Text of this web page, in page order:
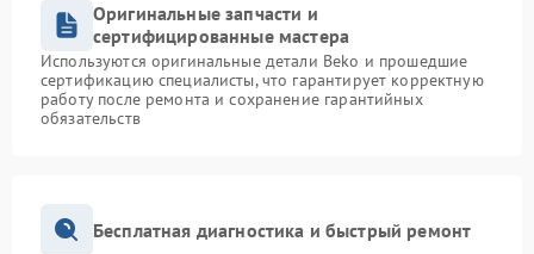
Оригинальные запчасти и
сертифицированные мастера
Используются оригинальные детали Beko и прошедшие
сертификацию специалисты, что гарантирует корректную
работу после ремонта и сохранение гарантийных
обязательств
Бесплатная диагностика и быстрый ремонт